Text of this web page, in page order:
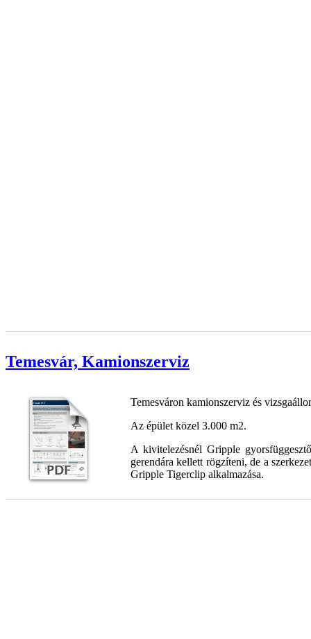
Temesvár, Kamionszerviz
Temesváron kamionszerviz és
Az épület közel 3.000 m2.
A kivitelezésnél Gripple
gerendára kellett rögzíteni, de a
Gripple Tigerclip alkalmazása.